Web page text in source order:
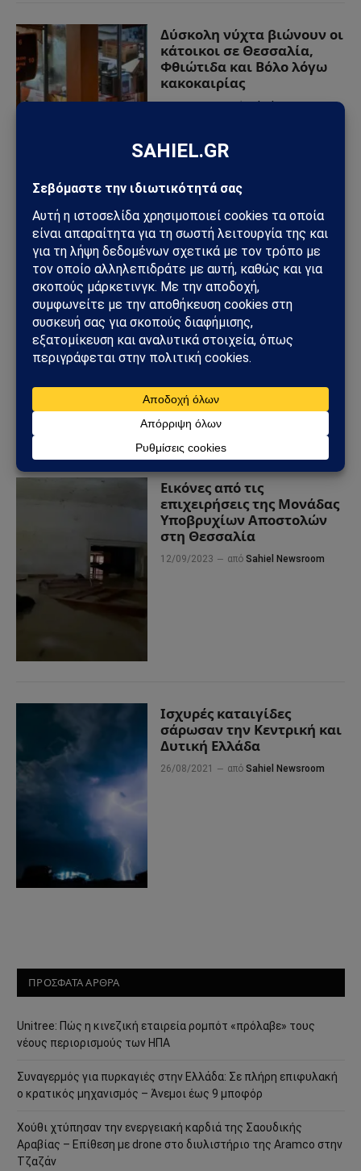
Δύσκολη νύχτα βιώνουν οι
κάτοικοι σε Θεσσαλία,
Φθιώτιδα και Βόλο λόγω
κακοκαιρίας
Σε πεδίο μάχης
μετατράπηκε η πόλη της
Λάρισας κατά την διάρκεια
πορείας για τις φονικές
πλημμύρες στη Θεσσαλία
24/09/2023 από Sahiel Newsroom
Εικόνες από τις
επιχειρήσεις της Μονάδας
Υποβρυχίων Αποστολών
στη Θεσσαλία
12/09/2023 από Sahiel Newsroom
Ισχυρές καταιγίδες
σάρωσαν την Κεντρική και
Δυτική Ελλάδα
26/08/2021 από Sahiel Newsroom
ΠΡΟΣΦΑΤΑ ΑΡΘΡΑ
Unitree: Πώς η κινεζική εταιρεία ρομπότ «πρόλαβε» τους
νέους περιορισμούς των ΗΠΑ
Συναγερμός για πυρκαγιές στην Ελλάδα: Σε πλήρη επιφυλακή
ο κρατικός μηχανισμός – Άνεμοι έως 9 μποφόρ
Χούθι χτύπησαν την ενεργειακή καρδιά της Σαουδικής
Αραβίας – Επίθεση με drone στο διυλιστήριο της Aramco στην
Τζαζάν